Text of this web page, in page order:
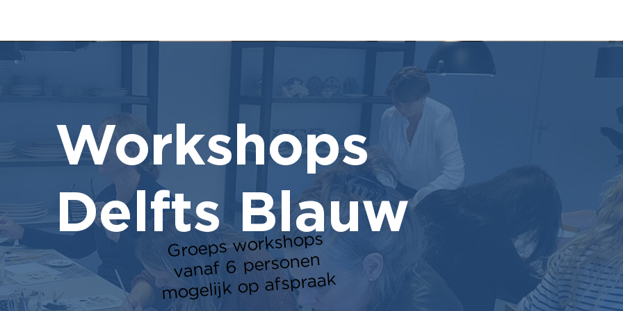
Workshops
Delfts Blauw
Groeps workshops
vanaf 6 personen
mogelijk op afspraak